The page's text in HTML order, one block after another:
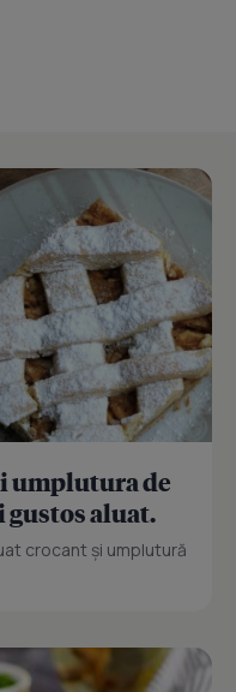
umplutura de
gustos aluat.
crocant și umplutură